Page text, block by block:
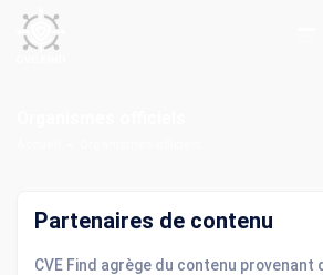
Partenaires de contenu
CVE Find agrège du contenu provenant